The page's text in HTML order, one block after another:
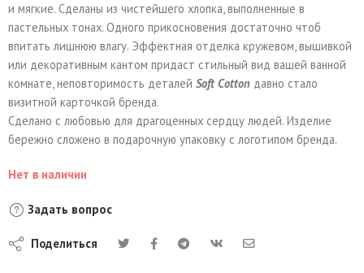
и мягкие. Сделаны из чистейшего хлопка, выполненные в
пастельных тонах. Одного прикосновения достаточно чтоб
впитать лишнюю влагу. Эффектная отделка кружевом, вышивкой
или декоративным кантом придаст стильный вид вашей ванной
комнате, неповторимость деталей Soft Сotton давно стало
визитной карточкой бренда.
Сделано с любовью для драгоценных сердцу людей. Изделие
бережно сложено в подарочную упаковку с логотипом бренда.
Нет в наличии
Задать вопрос
Поделиться